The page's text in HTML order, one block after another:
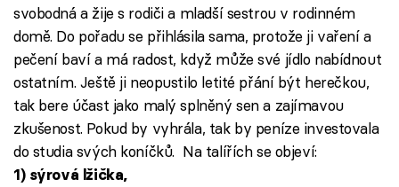
svobodná a žije s rodiči a mladší sestrou v rodinném
domě. Do pořadu se přihlásila sama, protože ji vaření a
pečení baví a má radost, když může své jídlo nabídnout
ostatním. Ještě ji neopustilo letité přání být herečkou,
tak bere účast jako malý splněný sen a zajímavou
zkušenost. Pokud by vyhrála, tak by peníze investovala
do studia svých koníčků. Na talířích se objeví:
1) sýrová lžička,